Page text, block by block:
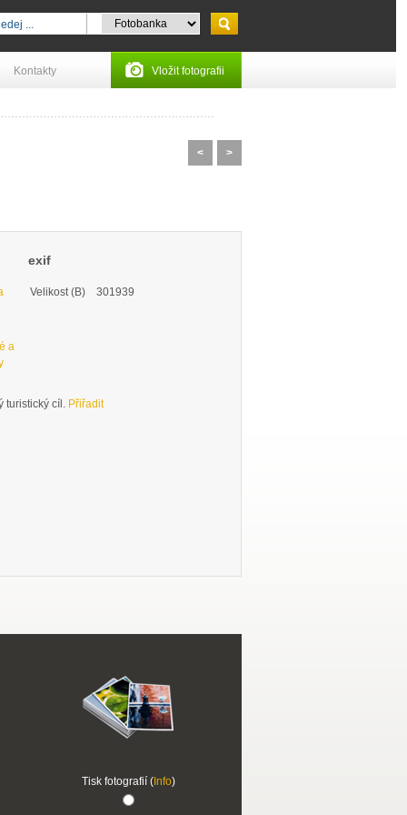
Kontakty Vložit fotografii
< >
a
exif
Velikost (B) 301939
turistický cíl. Přiřadit
Tisk fotografií (Info)